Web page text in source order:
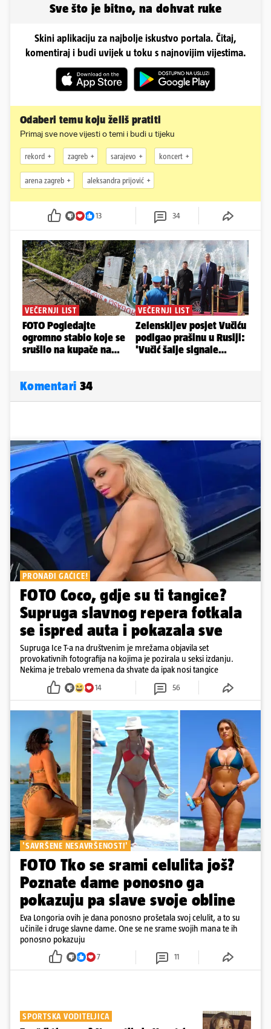
Sve što je bitno, na dohvat ruke
Skini aplikaciju za najbolje iskustvo portala. Čitaj,
komentiraj i budi uvijek u toku s najnovijim vijestima.
Odaberi temu koju želiš pratiti
Primaj sve nove vijesti o temi i budi u tijeku
rekord zagreb sarajevo koncert
arena zagreb aleksandra prijović
13 34
Komentari 34
PRONAĐI GAĆICE!
FOTO Coco, gdje su ti tangice?
Supruga slavnog repera fotkala
se ispred auta i pokazala sve
Supruga Ice T-a na društvenim je mrežama objavila set
provokativnih fotografija na kojima je pozirala u seksi izdanju.
Nekima je trebalo vremena da shvate da ipak nosi tangice
14 56
'SAVRŠENE NESAVRŠENOSTI'
FOTO Tko se srami celulita još?
Poznate dame ponosno ga
pokazuju pa slave svoje obline
Eva Longoria ovih je dana ponosno prošetala svoj celulit, a to su
učinile i druge slavne dame. One se ne srame svojih mana te ih
ponosno pokazuju
7 11
SPORTSKA VODITELJICA